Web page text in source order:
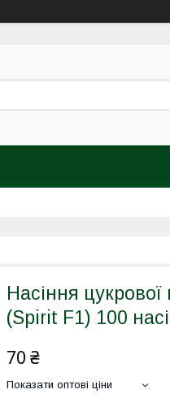
Насіння цукрової
(Spirit F1) 100
70 ₴
Показати оптові ціни